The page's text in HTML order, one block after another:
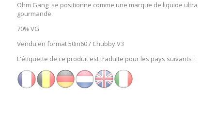
Ohm Gang se positionne comme une marque de liquide ultra
gourmande
70% VG
Vendu en format 50in60 / Chubby V3
L'étiquette de ce produit est traduite pour les pays suivants :